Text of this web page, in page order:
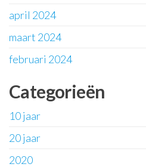
april 2024
maart 2024
februari 2024
Categorieën
10 jaar
20 jaar
2020